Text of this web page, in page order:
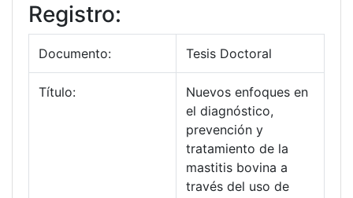
Registro:
Documento: Tesis Doctoral
Título:
Nuevos enfoques en
el diagnóstico,
prevención y
tratamiento de la
mastitis bovina a
través del uso de